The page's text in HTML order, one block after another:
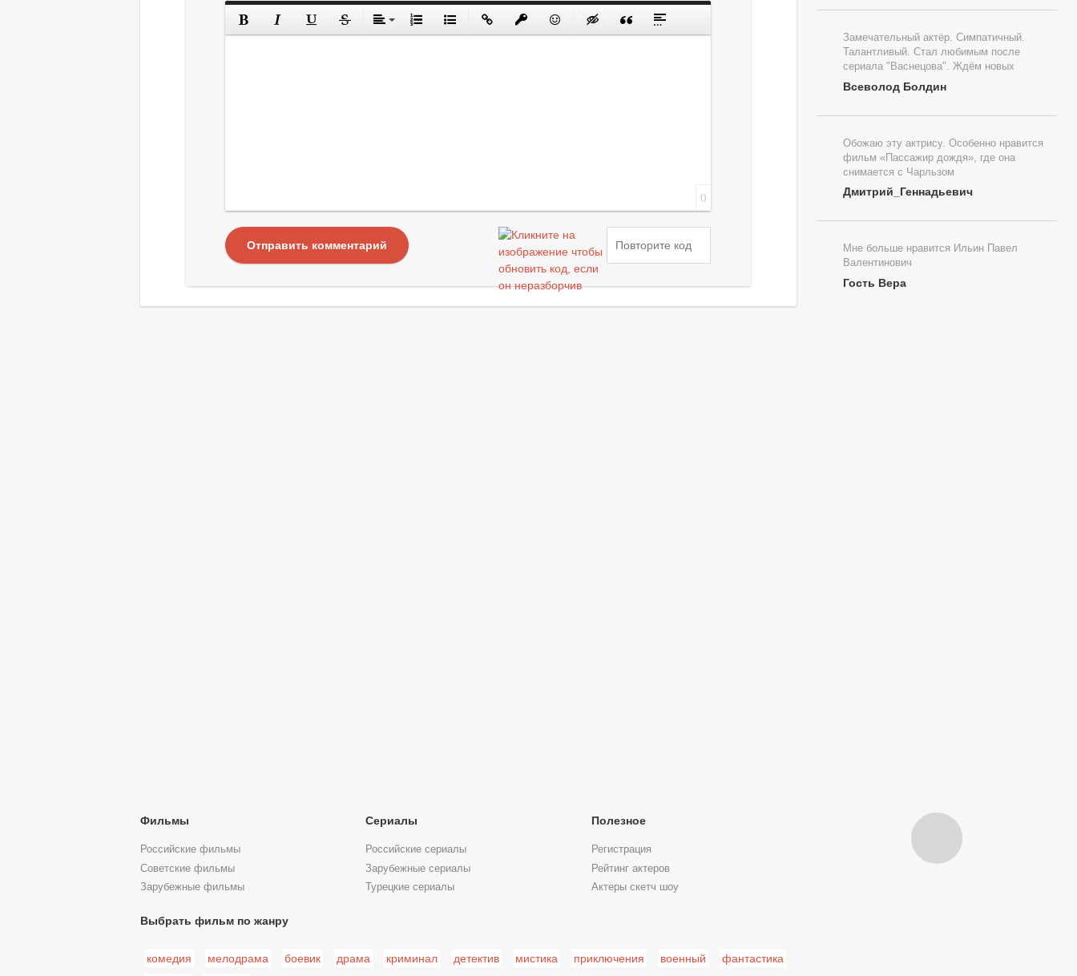
0
Отправить комментарий
Замечательный актёр. Симпатичный.
Талантливый. Стал любимым после
сериала "Васнецова". Ждём новых
Всеволод Болдин
Обожаю эту актрису. Особенно нравится
фильм «Пассажир дождя», где она
снимается с Чарльзом
Дмитрий_Геннадьевич
Мне больше нравится Ильин Павел
Валентинович
Гость Вера
Фильмы
Российские фильмы
Советские фильмы
Зарубежные фильмы
Сериалы
Российские сериалы
Зарубежные сериалы
Турецкие сериалы
Полезное
Регистрация
Рейтинг актеров
Актеры скетч шоу
Выбрать фильм по жанру
комедия мелодрама боевик драма криминал детектив мистика приключения военный фантастика